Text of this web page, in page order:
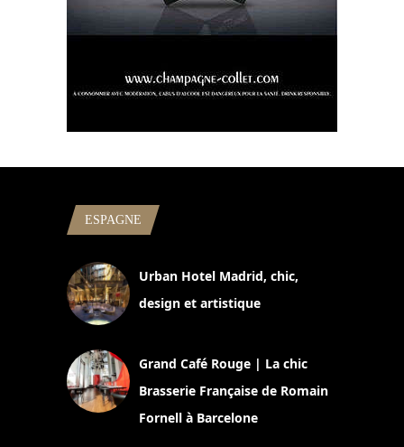
ESPAGNE
Urban Hotel Madrid, chic,
design et artistique
Grand Café Rouge | La chic
Brasserie Française de Romain
Fornell à Barcelone